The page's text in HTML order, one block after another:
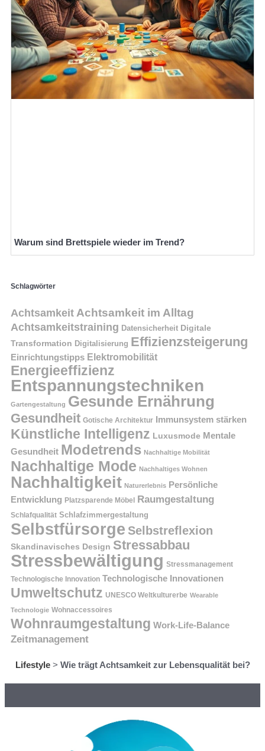
Warum sind Brettspiele wieder im Trend?
Schlagwörter
Achtsamkeit Achtsamkeit im Alltag
Achtsamkeitstraining Datensicherheit Digitale
Transformation Digitalisierung Effizienzsteigerung
Einrichtungstipps Elektromobilität
Energieeffizienz
Entspannungstechniken
Gartengestaltung Gesunde Ernährung
Gesundheit Gotische Architektur Immunsystem stärken
Künstliche Intelligenz Luxusmode Mentale
Gesundheit Modetrends Nachhaltige Mobilität
Nachhaltige Mode Nachhaltiges Wohnen
Nachhaltigkeit Naturerlebnis Persönliche
Entwicklung Platzsparende Möbel Raumgestaltung
Schlafqualität Schlafzimmergestaltung
Selbstfürsorge Selbstreflexion
Skandinavisches Design Stressabbau
Stressbewältigung Stressmanagement
Technologische Innovation Technologische Innovationen
Umweltschutz UNESCO Weltkulturerbe Wearable
Technologie Wohnaccessoires
Wohnraumgestaltung Work-Life-Balance
Zeitmanagement
Lifestyle> Wie trägt Achtsamkeit zur Lebensqualität bei?